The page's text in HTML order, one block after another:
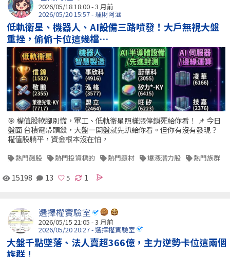
2026/05/18 18:00 - 3 月前
2026/05/20 15:57 - 理財阿涵
低軌衛星、機器人、AI設備三路噴發！大戶無視大盤
重挫，偷偷卡位這幾檔…
🎯 權值股軟腳別慌，軍工、低軌衛星照樣漲停鎖死給你看！ 📌 今日
盤面 台積電帶頭殺，大盤一開盤就先趴給你看。但你有沒有發現？
權值股躺平，資金根本沒在怕，
熱門飆股 熱門投資標的 熱門題材 爆漲潛力股 熱門族群
15198 13 1
選擇權實驗室
2026/05/15 21:05 - 3 月前
2026/05/20 20:27 - 選擇權實驗室
大盤千點墜落、法人賣超366億，主力逆勢卡位這兩個
族群！